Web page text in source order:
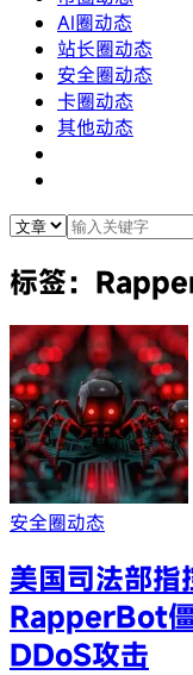
AI圈动态
站长圈动态
安全圈动态
卡圈动态
其他动态
标签：
安全圈动态
美国司法部
RapperBot
DDoS攻击